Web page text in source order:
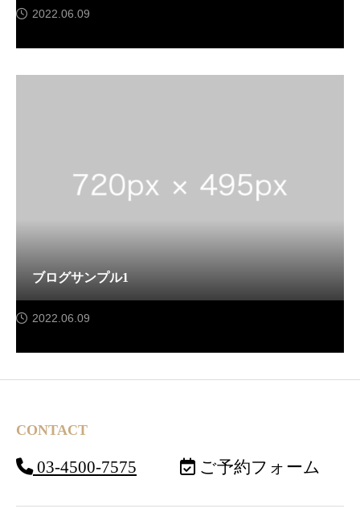
2022.06.09
ブログサンプル1
2022.06.09
CONTACT
03-4500-7575 ご予約フォーム